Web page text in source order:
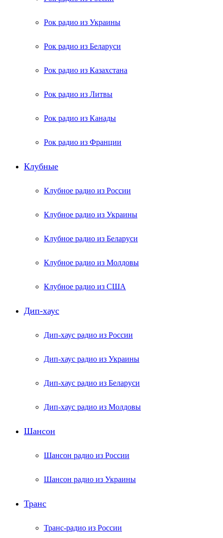
Рок радио из Украины
Рок радио из Беларуси
Рок радио из Казахстана
Рок радио из Литвы
Рок радио из Канады
Рок радио из Франции
Клубные
Клубное радио из России
Клубное радио из Украины
Клубное радио из Беларуси
Клубное радио из Молдовы
Клубное радио из США
Дип-хаус
Дип-хаус радио из России
Дип-хаус радио из Украины
Дип-хаус радио из Беларуси
Дип-хаус радио из Молдовы
Шансон
Шансон радио из России
Шансон радио из Украины
Транс
Транс-радио из России